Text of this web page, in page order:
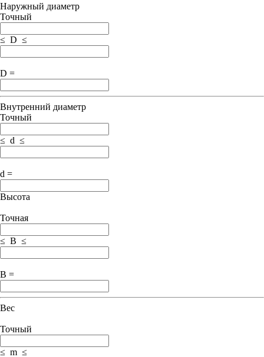
Наружный диаметр
Точный
≤ D ≤
D =
Внутренний диаметр
Точный
≤ d ≤
d =
Высота
Точная
≤ B ≤
B =
Вес
Точный
≤ m ≤